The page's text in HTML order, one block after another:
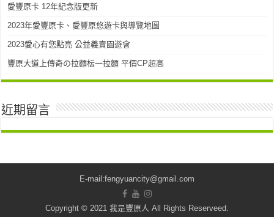
愛豐原卡 12年紀念版更新
2023年愛豐原卡、愛豐原悠遊卡與導覽地圖
2023愛心有您點亮 公益義賣園遊會
豐原大道上傳奇の拉麵枟一拉麵 平價CP超高
近期留言
E-mail:fengyuancity@gmail.com
Copyright © 2021 我是豐原人 All Rights Reserveed.